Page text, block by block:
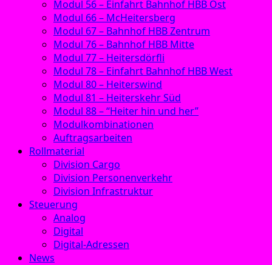
Modul 56 – Einfahrt Bahnhof HBB Ost
Modul 66 – McHeitersberg
Modul 67 – Bahnhof HBB Zentrum
Modul 76 – Bahnhof HBB Mitte
Modul 77 – Heitersdörfli
Modul 78 – Einfahrt Bahnhof HBB West
Modul 80 – Heiterswind
Modul 81 – Heiterskehr Süd
Modul 88 – “Heiter hin und her”
Modulkombinationen
Auftragsarbeiten
Rollmaterial
Division Cargo
Division Personenverkehr
Division Infrastruktur
Steuerung
Analog
Digital
Digital-Adressen
News